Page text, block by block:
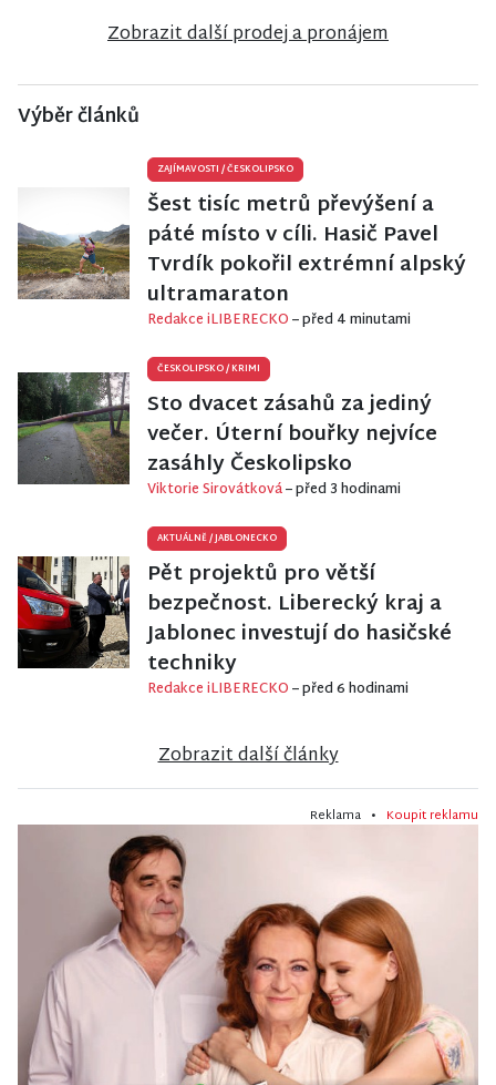
Zobrazit další prodej a pronájem
Výběr článků
ZAJÍMAVOSTI /ČESKOLIPSKO
Šest tisíc metrů převýšení a
páté místo v cíli. Hasič Pavel
Tvrdík pokořil extrémní alpský
ultramaraton
Redakce iLIBERECKO– před 4 minutami
ČESKOLIPSKO/KRIMI
Sto dvacet zásahů za jediný
večer. Úterní bouřky nejvíce
zasáhly Českolipsko
Viktorie Sirovátková– před 3 hodinami
AKTUÁLNĚ/JABLONECKO
Pět projektů pro větší
bezpečnost. Liberecký kraj a
Jablonec investují do hasičské
techniky
Redakce iLIBERECKO– před 6 hodinami
Zobrazit další články
Reklama • Koupit reklamu